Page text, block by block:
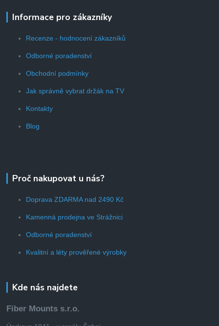
Informace pro zákazníky
Recenze - hodnocení zákazníků
Odborné poradenství
Obchodní podmínky
Jak správně vybrat držák na TV
Kontakty
Blog
Proč nakupovat u nás?
Doprava ZDARMA nad 2490 Kč
Kamenná prodejna ve Strážnici
Odborné poradenství
Kvalitní a léty prověřené výrobky
Kde nás najdete
Fiber Mounts s.r.o.